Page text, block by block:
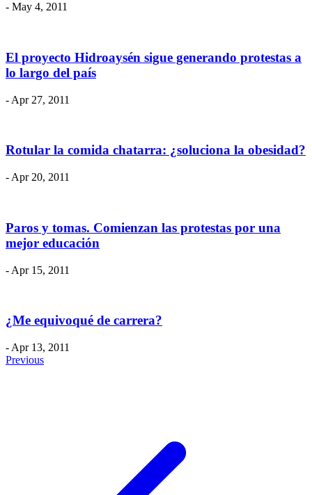
- May 4, 2011
El proyecto Hidroaysén sigue generando protestas a
lo largo del país
- Apr 27, 2011
Rotular la comida chatarra: ¿soluciona la obesidad?
- Apr 20, 2011
Paros y tomas. Comienzan las protestas por una
mejor educación
- Apr 15, 2011
¿Me equivoqué de carrera?
- Apr 13, 2011
Previous